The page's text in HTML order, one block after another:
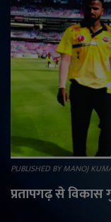
मनोरंजन
अपराध
वीडियो
व्यापार
टेक्नोलॉजी
PUBLISHED BY MANOJ
प्रतापगढ़ से विकास